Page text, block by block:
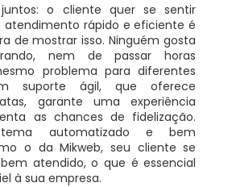
o cliente quer se sentir
atendimento rápido e eficiente é
de mostrar isso. Ninguém gosta
nem de passar horas
problema para diferentes
suporte ágil, que oferece
garante uma experiência
as chances de fidelização.
automatizado e bem
o da Mikweb, seu cliente se
atendido, o que é essencial
à sua empresa.